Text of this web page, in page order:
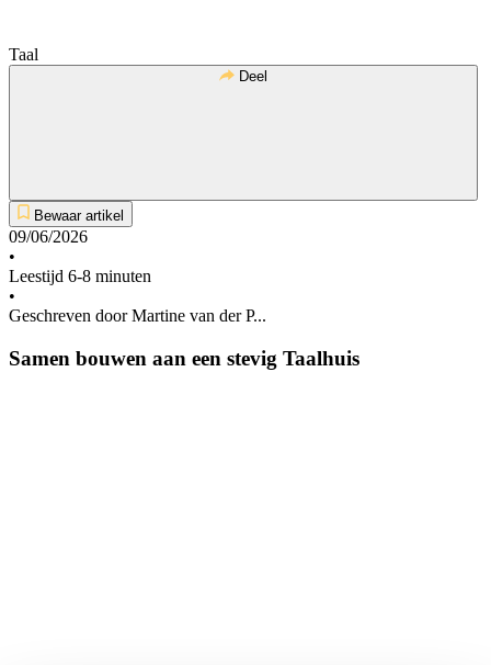
Taal
Deel
Bewaar artikel
09/06/2026
•
Leestijd 6-8 minuten
•
Geschreven door Martine van der P...
Samen bouwen aan een stevig Taalhuis